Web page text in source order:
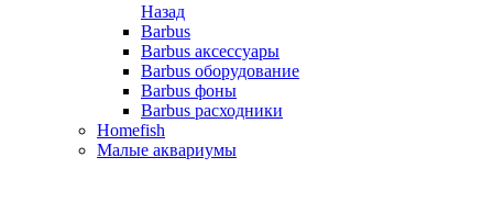
Назад
Barbus
Barbus аксессуары
Barbus оборудование
Barbus фоны
Barbus расходники
Homefish
Малые аквариумы